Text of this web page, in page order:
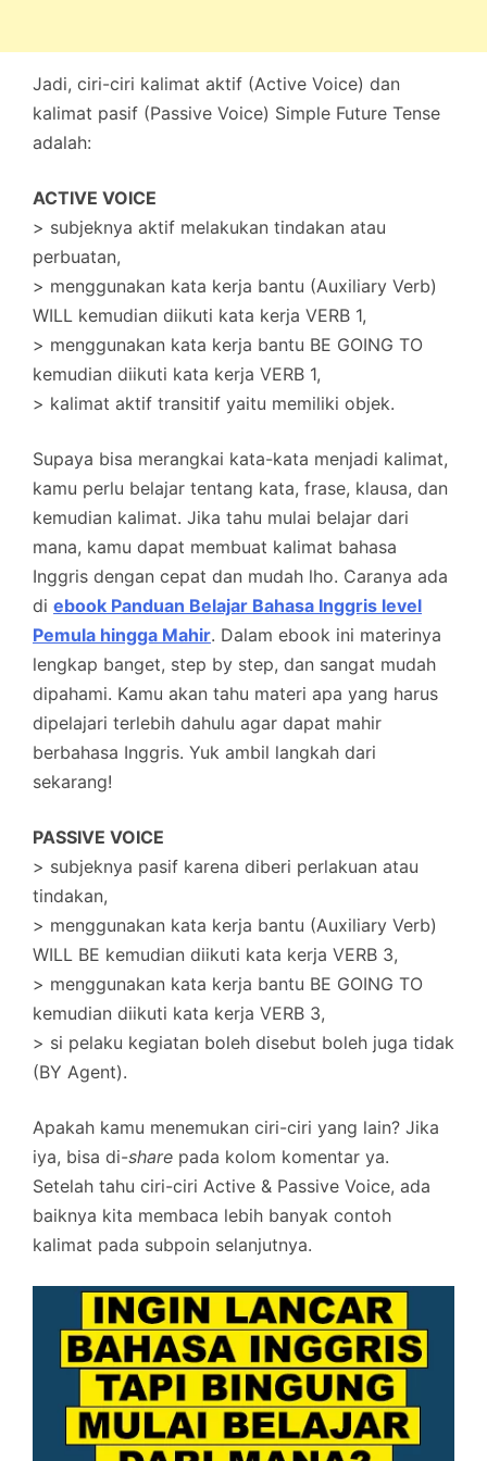
Jadi, ciri-ciri kalimat aktif (Active Voice) dan
kalimat pasif (Passive Voice) Simple Future Tense
adalah:
ACTIVE VOICE
> subjeknya aktif melakukan tindakan atau
perbuatan,
> menggunakan kata kerja bantu (Auxiliary Verb)
WILL kemudian diikuti kata kerja VERB 1,
> menggunakan kata kerja bantu BE GOING TO
kemudian diikuti kata kerja VERB 1,
> kalimat aktif transitif yaitu memiliki objek.
Supaya bisa merangkai kata-kata menjadi kalimat,
kamu perlu belajar tentang kata, frase, klausa, dan
kemudian kalimat. Jika tahu mulai belajar dari
mana, kamu dapat membuat kalimat bahasa
Inggris dengan cepat dan mudah lho. Caranya ada
di ebook Panduan Belajar Bahasa Inggris level
Pemula hingga Mahir. Dalam ebook ini materinya
lengkap banget, step by step, dan sangat mudah
dipahami. Kamu akan tahu materi apa yang harus
dipelajari terlebih dahulu agar dapat mahir
berbahasa Inggris. Yuk ambil langkah dari
sekarang!
PASSIVE VOICE
> subjeknya pasif karena diberi perlakuan atau
tindakan,
> menggunakan kata kerja bantu (Auxiliary Verb)
WILL BE kemudian diikuti kata kerja VERB 3,
> menggunakan kata kerja bantu BE GOING TO
kemudian diikuti kata kerja VERB 3,
> si pelaku kegiatan boleh disebut boleh juga tidak
(BY Agent).
Apakah kamu menemukan ciri-ciri yang lain? Jika
iya, bisa di-share pada kolom komentar ya.
Setelah tahu ciri-ciri Active & Passive Voice, ada
baiknya kita membaca lebih banyak contoh
kalimat pada subpoin selanjutnya.